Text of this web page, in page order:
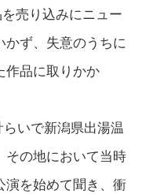
売り込みにニュー
ず、失意のうちに
作品に取りかか
いで新潟県出湯温
その地において当時
演を始めて聞き、衝